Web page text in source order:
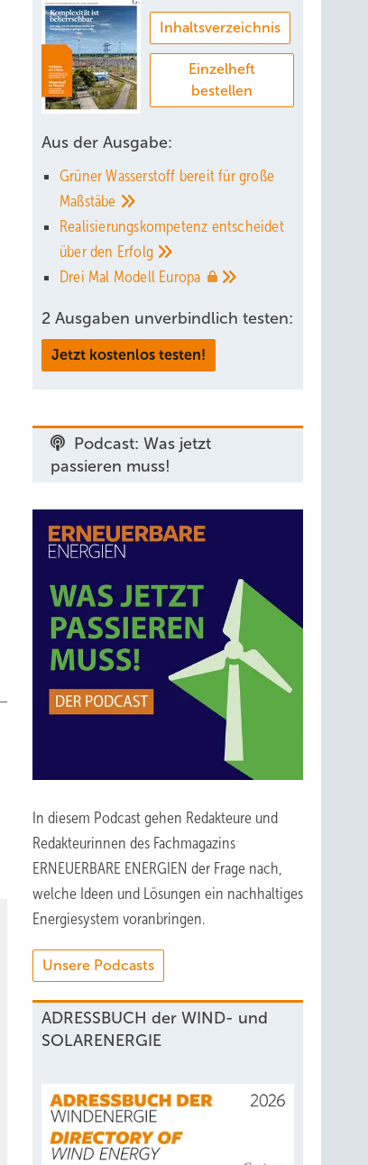
Inhaltsverzeichnis
Einzelheft
bestellen
Aus der Ausgabe:
Grüner Wasserstoff bereit für große
Maßstäbe
Realisierungskompetenz entscheidet
über den Erfolg
Drei Mal Modell Europa
2 Ausgaben unverbindlich testen:
Jetzt kostenlos testen!
Podcast: Was jetzt
passieren muss!
In diesem Podcast gehen Redakteure und
Redakteurinnen des Fachmagazins
ERNEUERBARE ENERGIEN der Frage nach,
welche Ideen und Lösungen ein nachhaltiges
Energiesystem voranbringen.
Unsere Podcasts
ADRESSBUCH der WIND- und
SOLARENERGIE